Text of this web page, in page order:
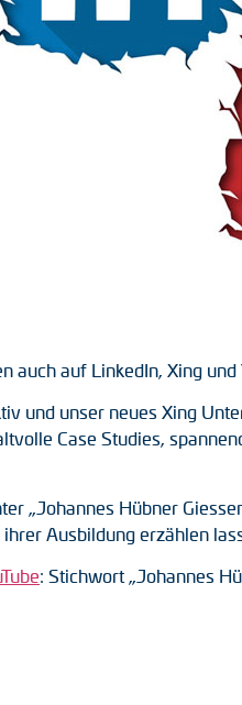
auf LinkedIn, Xing und
und unser neues Xing
Case Studies,
„Johannes Hübner
Ausbildung erzählen
: Stichwort „Johannes